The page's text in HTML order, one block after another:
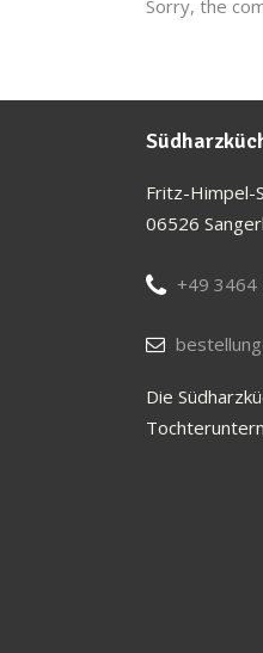
Sorry, the
Fritz-Himpel-
06526
+49 3464
Die